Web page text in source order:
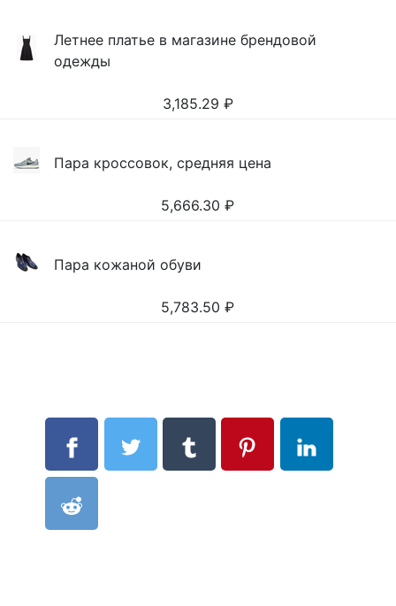
Летнее платье в магазине брендовой
одежды
3,185.29 ₽
Пара кроссовок, средняя цена
5,666.30 ₽
Пара кожаной обуви
5,783.50 ₽